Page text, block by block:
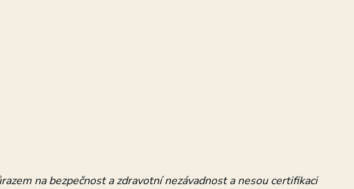
na bezpečnost a zdravotní nezávadnost a nesou certifikaci